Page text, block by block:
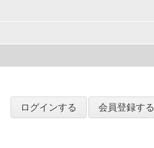
ログインする 会員登録する